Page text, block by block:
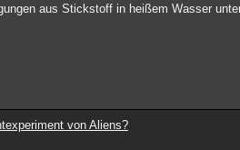
aus Stickstoff in heißem Wasser
von Aliens?